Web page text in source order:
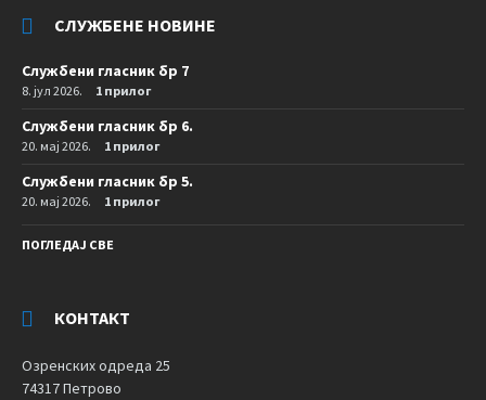
СЛУЖБЕНЕ НОВИНЕ
Службени гласник бр 7
8. јул 2026. 1 прилог
Службени гласник бр 6.
20. мај 2026. 1 прилог
Службени гласник бр 5.
20. мај 2026. 1 прилог
ПОГЛЕДАЈ СВЕ
КОНТАКТ
Озренских одреда 25
74317 Петрово